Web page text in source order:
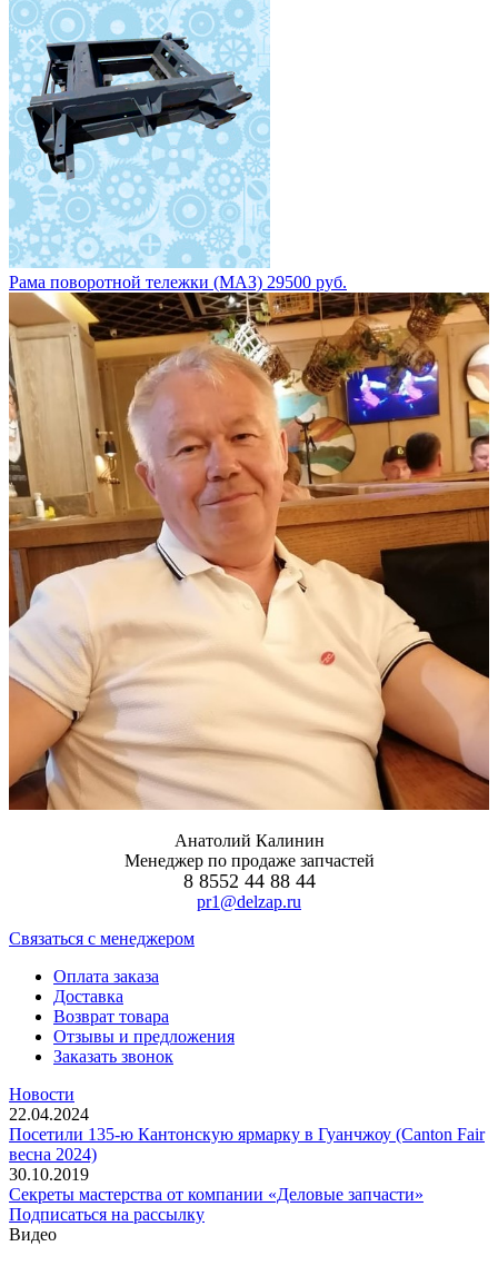
Рама поворотной тележки (МАЗ) 29500 руб.
Анатолий Калинин
Менеджер по продаже запчастей
8 8552 44 88 44
pr1@delzap.ru
Cвязаться с менеджером
Оплата заказа
Доставка
Возврат товара
Отзывы и предложения
Заказать звонок
Новости
22.04.2024
Посетили 135-ю Кантонскую ярмарку в Гуанчжоу (Canton Fair
весна 2024)
30.10.2019
Секреты мастерства от компании «Деловые запчасти»
Подписаться на рассылку
Видео